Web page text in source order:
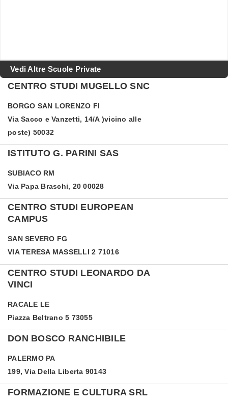
Vedi Altre Scuole Private
CENTRO STUDI MUGELLO SNC
BORGO SAN LORENZO FI
Via Sacco e Vanzetti, 14/A )vicino alle
poste) 50032
ISTITUTO G. PARINI SAS
SUBIACO RM
Via Papa Braschi, 20 00028
CENTRO STUDI EUROPEAN
CAMPUS
SAN SEVERO FG
VIA TERESA MASSELLI 2 71016
CENTRO STUDI LEONARDO DA
VINCI
RACALE LE
Piazza Beltrano 5 73055
DON BOSCO RANCHIBILE
PALERMO PA
199, Via Della Liberta 90143
FORMAZIONE E CULTURA SRL